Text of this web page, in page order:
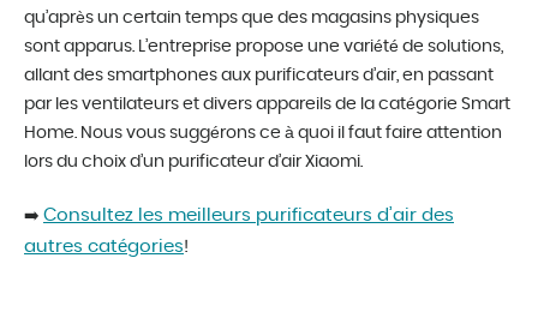
qu’après un certain temps que des magasins physiques
sont apparus. L’entreprise propose une variété de solutions,
allant des smartphones aux purificateurs d’air, en passant
par les ventilateurs et divers appareils de la catégorie Smart
Home. Nous vous suggérons ce à quoi il faut faire attention
lors du choix d’un purificateur d’air Xiaomi.
➡️ Consultez les meilleurs purificateurs d’air des
autres catégories!